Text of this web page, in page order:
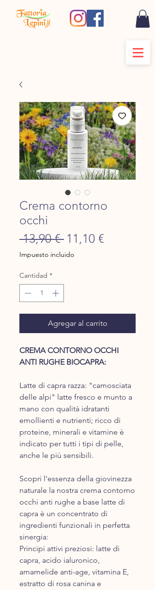
Crema contorno
occhi
13,90 € Precio
11,10 €
Impuesto incluido
Cantidad *
Agregar al carrito
C​REMA CONTORNO OCCHI
ANTI RUGHE BIOCAPRA:
Latte di capra ​razza: "c​amosciata
delle alpi" ​latte fresco e ​munto a
mano con qualità idratanti
emollienti e nutrienti; ricco di
proteine, minerali e vitamine è
indicato per tutti i tipi di pelle,
anche le più sensibili.
Scopri l'essenza della giovinezza
naturale la nostra crema contorno
occhi anti rughe a base latte di
capra è un concentrato di
ingredienti funzionali in perfetta
sinergia:
Principi attivi preziosi: latte di
capra, acido ialuronico,
amamelide anti-age, vitamina E,
estratto di rosa canina e